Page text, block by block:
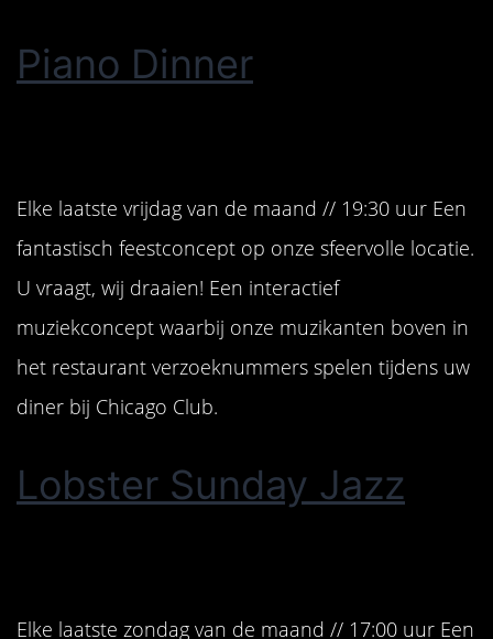
Piano Dinner
Elke laatste vrijdag van de maand // 19:30 uur Een
fantastisch feestconcept op onze sfeervolle locatie.
U vraagt, wij draaien! Een interactief
muziekconcept waarbij onze muzikanten boven in
het restaurant verzoeknummers spelen tijdens uw
diner bij Chicago Club.
Lobster Sunday Jazz
Elke laatste zondag van de maand // 17:00 uur Een